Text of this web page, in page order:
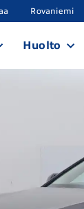
Rovaniemi
Huolto